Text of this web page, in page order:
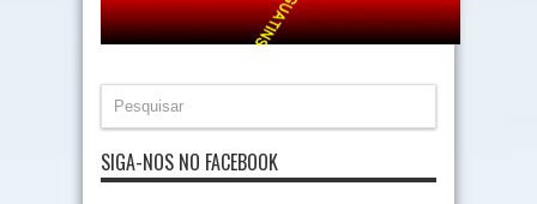
SIGA-NOS NO FACEBOOK